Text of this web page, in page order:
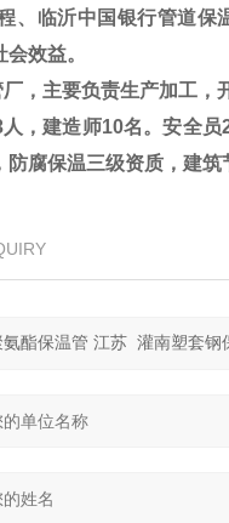
、临沂中国银行管道
效益。
，主要负责生产加工，
，建造师10名。安全
腐保温三级资质，建